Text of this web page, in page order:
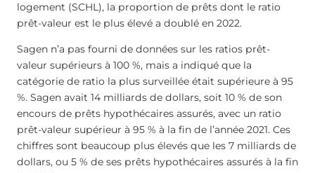
logement (SCHL), la proportion de prêts dont le ratio
prêt-valeur est le plus élevé a doublé en 2022.
Sagen n’a pas fourni de données sur les ratios prêt-
valeur supérieurs à 100 %, mais a indiqué que la
catégorie de ratio la plus surveillée était supérieure à 95
%. Sagen avait 14 milliards de dollars, soit 10 % de son
encours de prêts hypothécaires assurés, avec un ratio
prêt-valeur supérieur à 95 % à la fin de l’année 2021. Ces
chiffres sont beaucoup plus élevés que les 7 milliards de
dollars, ou 5 % de ses prêts hypothécaires assurés à la fin